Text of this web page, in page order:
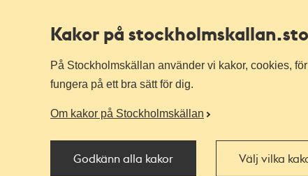
Kakor på stockholmskallan
På Stockholmskällan använder vi kakor, cookies,
fungera på ett bra sätt för dig.
Om kakor på Stockholmskällan
Godkänn alla kakor Välj vilka